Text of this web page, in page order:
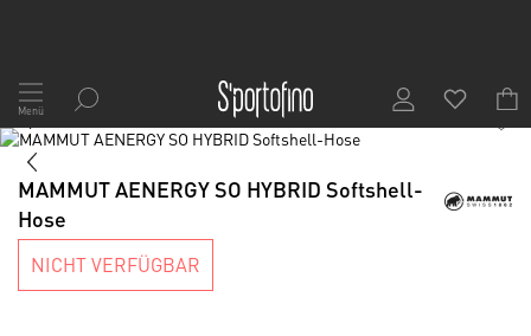
Zum
Inhalt
springen
Menü
Skip
the
end
images
gallery
1/8
Skip
the
beginning
images
MAMMUT AENERGY SO HYBRID Softshell-
Hose
NICHT VERFÜGBAR